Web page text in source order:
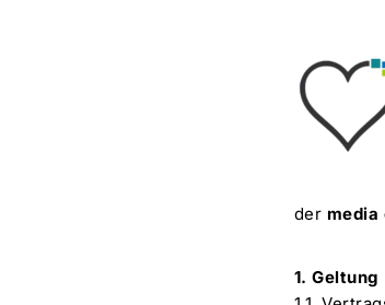
der media
1. Geltung